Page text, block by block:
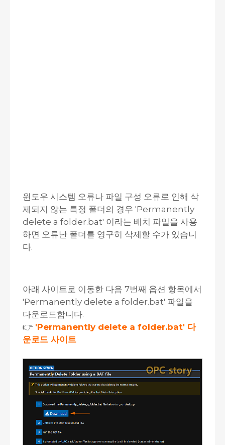
윈도우 시스템 오류나 파일 구성 오류로 인해 삭
제되지 않는 특정 폴더의 경우 'Permanently
delete a folder.bat' 이라는 배치 파일을 사용
하면 오류난 폴더를 영구히 삭제할 수가 있습니
다.
아래 사이트로 이동한 다음 7번째 옵션 항목에서
'Permanently delete a folder.bat' 파일을
다운로드합니다.
👉 'Permanently delete a folder.bat' 다
운로드 사이트